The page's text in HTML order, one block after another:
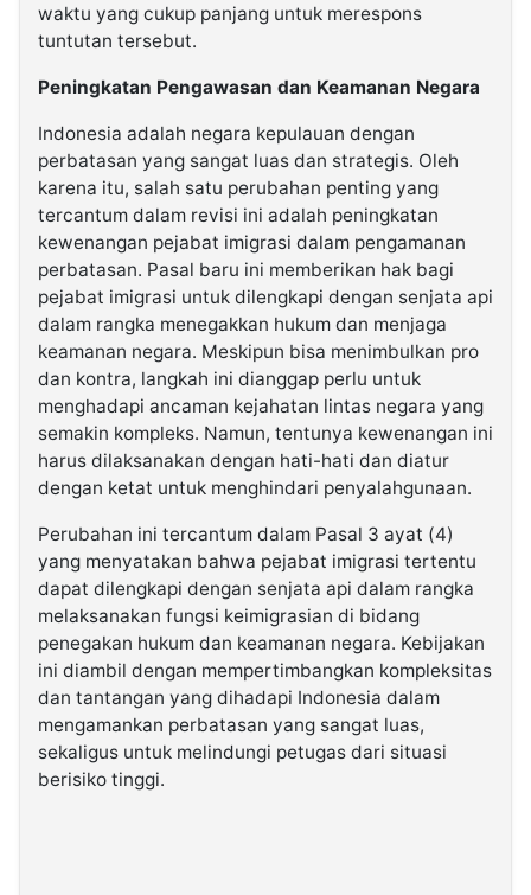
waktu yang cukup panjang untuk merespons
tuntutan tersebut.
Peningkatan Pengawasan dan Keamanan Negara
Indonesia adalah negara kepulauan dengan
perbatasan yang sangat luas dan strategis. Oleh
karena itu, salah satu perubahan penting yang
tercantum dalam revisi ini adalah peningkatan
kewenangan pejabat imigrasi dalam pengamanan
perbatasan. Pasal baru ini memberikan hak bagi
pejabat imigrasi untuk dilengkapi dengan senjata api
dalam rangka menegakkan hukum dan menjaga
keamanan negara. Meskipun bisa menimbulkan pro
dan kontra, langkah ini dianggap perlu untuk
menghadapi ancaman kejahatan lintas negara yang
semakin kompleks. Namun, tentunya kewenangan ini
harus dilaksanakan dengan hati-hati dan diatur
dengan ketat untuk menghindari penyalahgunaan.
Perubahan ini tercantum dalam Pasal 3 ayat (4)
yang menyatakan bahwa pejabat imigrasi tertentu
dapat dilengkapi dengan senjata api dalam rangka
melaksanakan fungsi keimigrasian di bidang
penegakan hukum dan keamanan negara. Kebijakan
ini diambil dengan mempertimbangkan kompleksitas
dan tantangan yang dihadapi Indonesia dalam
mengamankan perbatasan yang sangat luas,
sekaligus untuk melindungi petugas dari situasi
berisiko tinggi.